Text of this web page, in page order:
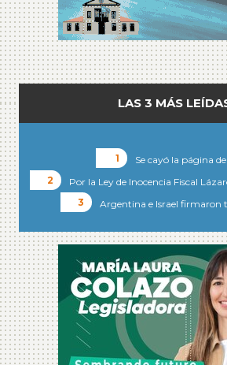
LAS 3 MÁS
Se cayó la página
Por la Ley de Inocencia Fiscal
Argentina e Israel firmaron